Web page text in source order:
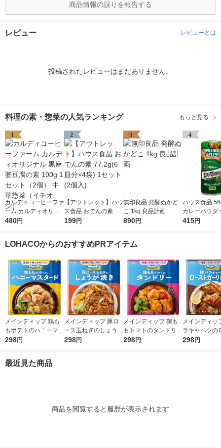
商品情報の誤りを報告する
レビュー レビューとは
投稿されたレビューはまだありません。
料理の素・惣菜の人気ランキング もっと見る
1
カルディコーヒーファ
ーム カルディオリジ
ナル 黒麻婆豆腐の素
480円
2
【アウトレット】ハウ
ス食品 おでんの素 77.
2g(6皿分×4袋) 1セッ
199円
3
無印良品 発酵ぬかど
こ 1kg 良品計画
890円
4
ハウス食品
カレーパウダ
ワカレー味 1
415円
LOHACOからのおすすめPRアイテム
メインディップ 鶏も
もポテトのハニーマス
タード 1個（2〜3人
料) 時短 大塚食品
298円
メインディップ 豚ロ
ース玉ねぎのしょうが
焼き 1個（2〜3人前）
298円
メインディップ 鶏も
もトマトのタンドリー
1個（2〜3人前） (冷
298円
メインディッ
ラキャベツの
ガーリック炒
298円
最近見た商品
商品を閲覧すると履歴が表示されます